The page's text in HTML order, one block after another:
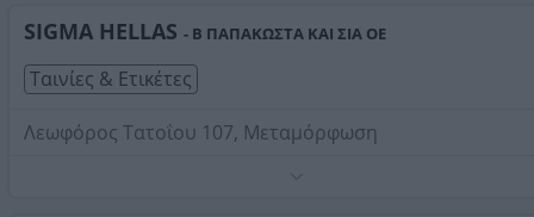
SIGMA HELLAS - Β ΠΑΠΑΚΩΣΤΑ ΚΑΙ ΣΙΑ ΟΕ
Ταινίες & Ετικέτες
Λεωφόρος Τατοΐου 107, Μεταμόρφωση